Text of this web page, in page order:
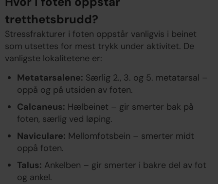
tretthetsbrudd?
Stressfrakturer i foten oppstår vanligvis i beinet
som utsettes for mest trykk under aktivitet. De
vanligste lokalitetene er:
Metatarsalene: Særlig 2., 3. og 5. metatarsal –
oppå og på utsiden av foten.
Calcaneus: Hælbeinet – gir smerter bak på
foten, særlig ved løping.
Naviculare: Mellomfotsbein – smerter midt
oppå foten.
Talus: Ankelben – gir smerter i bakre del av fot
og ankel.